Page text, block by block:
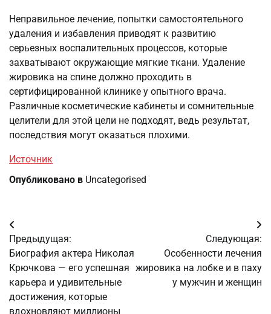
Неправильное лечение, попытки самостоятельного
удаления и избавления приводят к развитию
серьезных воспалительных процессов, которые
захватывают окружающие мягкие ткани. Удаление
жировика на спине должно проходить в
сертифицированной клинике у опытного врача.
Различные косметические кабинеты и сомнительные
целители для этой цели не подходят, ведь результат,
последствия могут оказаться плохими.
Источник
Опубликовано в Uncategorised
Навигация
по
записям
Предыдущая:
Биография актера Николая
Крючкова — его успешная
карьера и удивительные
достижения, которые
вдохновляют миллионы
Следующая:
Особенности лечения
жировика на лобке и в паху
у мужчин и женщин